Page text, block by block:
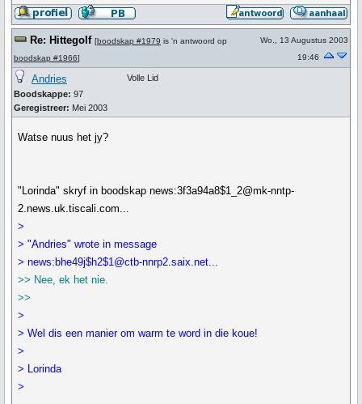
Re: Hittegolf [boodskap #1979 is 'n antwoord op
boodskap #1966]
Wo., 13 Augustus 2003
19:46
Andries
Boodskappe: 97
Geregistreer: Mei 2003
Volle Lid
Watse nuus het jy?
"Lorinda" skryf in boodskap news:3f3a94a8$1_2@mk-nntp-
2.news.uk.tiscali.com...
>
> "Andries" wrote in message
> news:bhe49j$h2$1@ctb-nnrp2.saix.net...
>> Nee, ek het nie.
>>
>
> Wel dis een manier om warm te word in die koue!
>
> Lorinda
>